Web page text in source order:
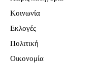
Κοινωνία
Εκλογές
Πολιτική
Οικονομία